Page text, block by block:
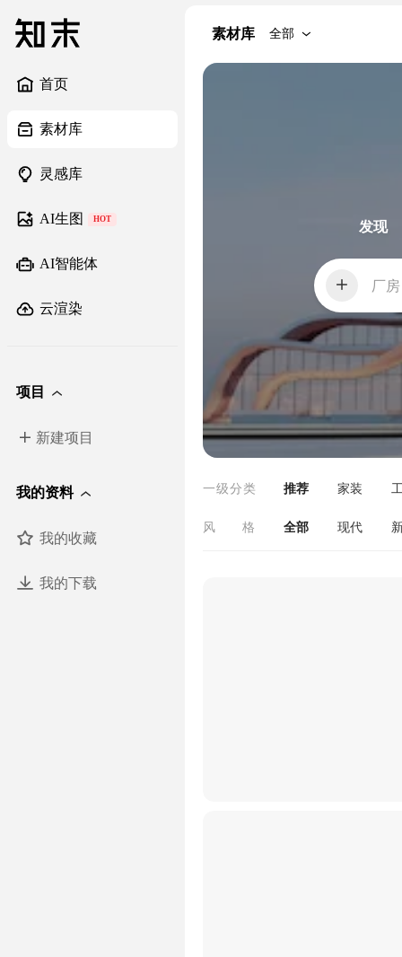
首页
素材库
灵感库
AI生图 HOT
AI智能体
云渲染
项目
新建项目
我的资料
我的收藏
我的下载
素材库 全部
发现
厂房
一级分类 推荐 家装
美陈装置
标识
风格 全部 现代